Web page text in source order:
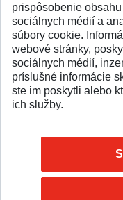
prispôsobenie
sociálnych médií a
súbory cookie.
webové stránky,
sociálnych médií,
príslušné informácie
ste im poskytli alebo
ich služby.